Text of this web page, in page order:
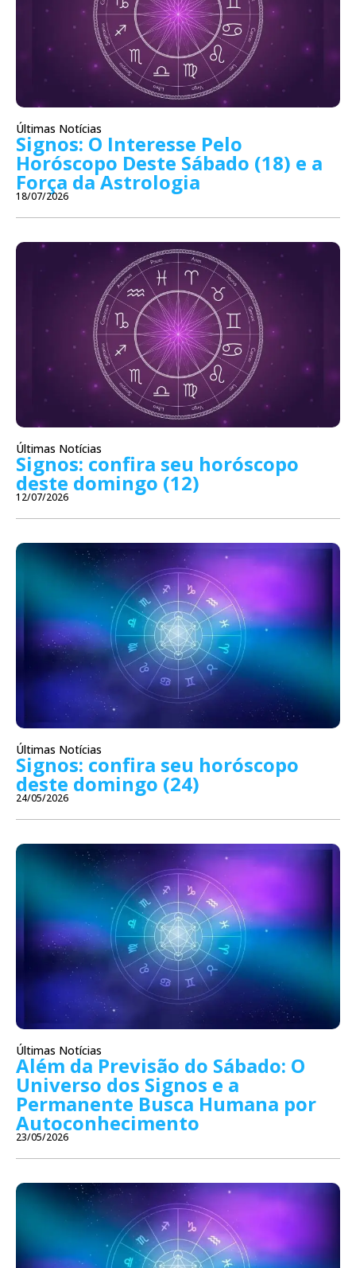
Últimas Notícias
Signos: O Interesse Pelo
Horóscopo Deste Sábado (18) e a
Força da Astrologia
18/07/2026
Últimas Notícias
Signos: confira seu horóscopo
deste domingo (12)
12/07/2026
Últimas Notícias
Signos: confira seu horóscopo
deste domingo (24)
24/05/2026
Últimas Notícias
Além da Previsão do Sábado: O
Universo dos Signos e a
Permanente Busca Humana por
Autoconhecimento
23/05/2026